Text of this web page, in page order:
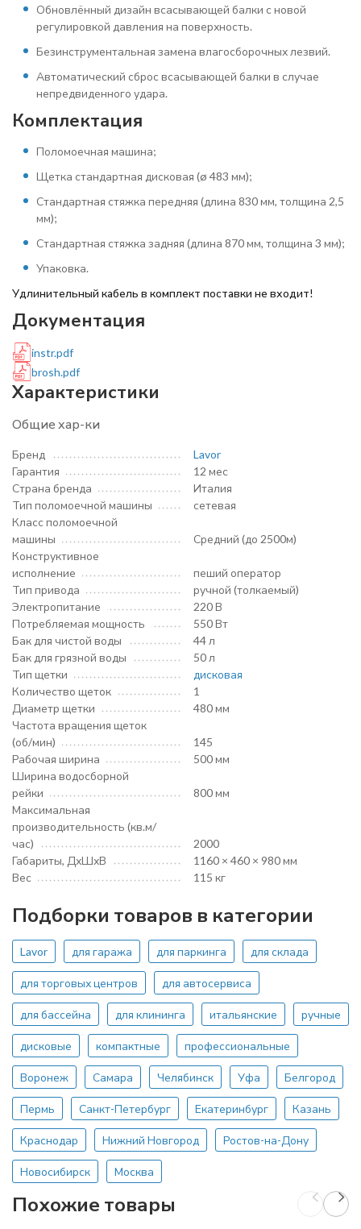
Обновлённый дизайн всасывающей балки с новой
регулировкой давления на поверхность.
Безинструментальная замена влагосборочных лезвий.
Автоматический сброс всасывающей балки в случае
непредвиденного удара.
Комплектация
Поломоечная машина;
Щетка стандартная дисковая (ø 483 мм);
Стандартная стяжка передняя (длина 830 мм, толщина 2,5
мм);
Стандартная стяжка задняя (длина 870 мм, толщина 3 мм);
Упаковка.
Удлинительный кабель в комплект поставки не входит!
Документация
instr.pdf
brosh.pdf
Характеристики
Общие хар-ки
Бренд
Lavor
Гарантия
12 мес
Страна бренда
Италия
Тип поломоечной машины
сетевая
Класс поломоечной
машины
Средний (до 2500м)
Конструктивное
исполнение
пеший оператор
Тип привода
ручной (толкаемый)
Электропитание
220 В
Потребляемая мощность
550 Вт
Бак для чистой воды
44 л
Бак для грязной воды
50 л
Тип щетки
дисковая
Количество щеток
1
Диаметр щетки
480 мм
Частота вращения щеток
(об/мин)
145
Рабочая ширина
500 мм
Ширина водосборной
рейки
800 мм
Максимальная
производительность (кв.м/
час)
2000
Габариты, ДхШхВ
1160 × 460 × 980 мм
Вес
115 кг
Подборки товаров в категории
Lavor для гаража для паркинга для склада
для торговых центров для автосервиса
для бассейна для клининга итальянские ручные
дисковые компактные профессиональные
Воронеж Самара Челябинск Уфа Белгород
Пермь Санкт-Петербург Екатеринбург Казань
Краснодар Нижний Новгород Ростов-на-Дону
Новосибирск Москва
Похожие товары